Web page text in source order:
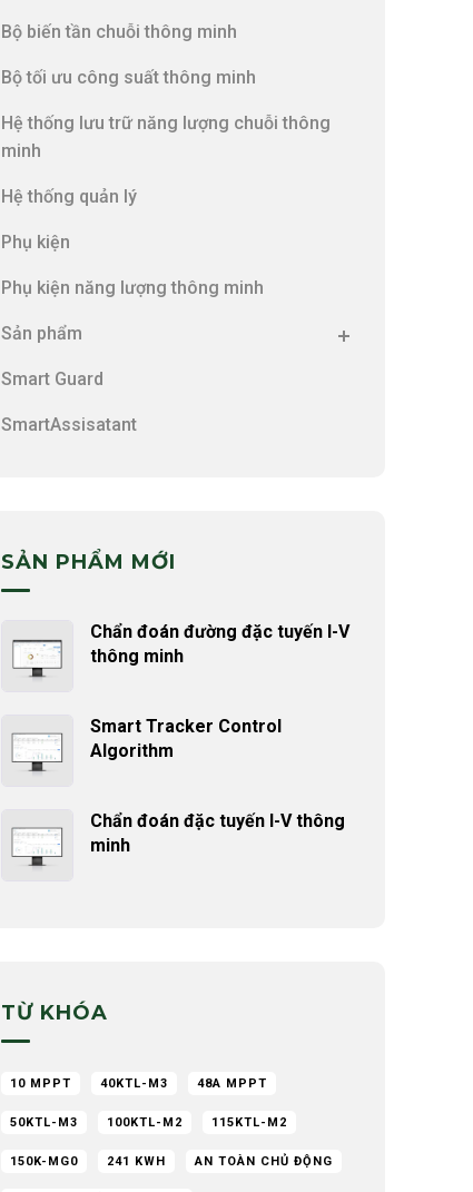
Bộ biến tần chuỗi thông minh
Bộ tối ưu công suất thông minh
Hệ thống lưu trữ năng lượng chuỗi thông
minh
Hệ thống quản lý
Phụ kiện
Phụ kiện năng lượng thông minh
Sản phẩm
Smart Guard
SmartAssisatant
SẢN PHẨM MỚI
Chẩn đoán đường đặc tuyến I-V
thông minh
Smart Tracker Control
Algorithm
Chẩn đoán đặc tuyến I-V thông
minh
TỪ KHÓA
10 MPPT 40KTL-M3 48A MPPT
50KTL-M3 100KTL-M2 115KTL-M2
150K-MG0 241 KWH AN TOÀN CHỦ ĐỘNG